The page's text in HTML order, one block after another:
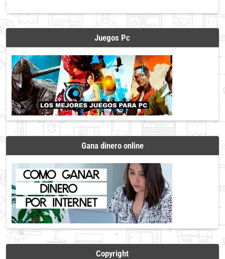
Juegos Pc
Gana dinero online
Copyright